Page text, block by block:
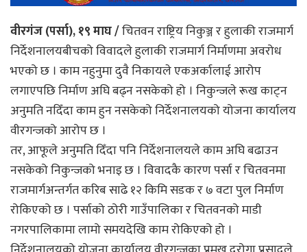
वीरगंज (पर्सा), १९ माघ /चितवन राष्ट्रिय निकुञ्ज र हुलाकी राजमार्ग
निर्देशनालयबीचको विवादले हुलाकी राजमार्ग निर्माणमा अवरोध
भएको छ । काम नहुनुमा दुवै निकायले एकअर्कालाई आरोप
लगाएपछि निर्माण अघि बढ्न नसकेको हो । निकुन्जले रूख काट्न
अनुमति नदिँदा काम हुन नसकेको निर्देशनालयको योजना कार्यालय
वीरगन्जको आरोप छ ।
तर, आफूले अनुमति दिँदा पनि निर्देशनालयले काम अघि बढाउन
नसकेको निकुन्जको भनाइ छ । विवादकै कारण पर्सा र चितवनमा
राजमार्गअन्तर्गत करिब साढे १२ किमि सडक र ७ वटा पुल निर्माण
रोकिएको छ । पर्साको ठोरी गाउँपालिका र चितवनको माडी
नगरपालिकामा लामो समयदेखि काम रोकिएको हो ।